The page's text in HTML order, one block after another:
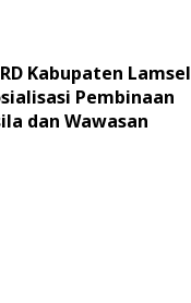
Kabupaten Lamsel
Pembinaan
dan Wawasan